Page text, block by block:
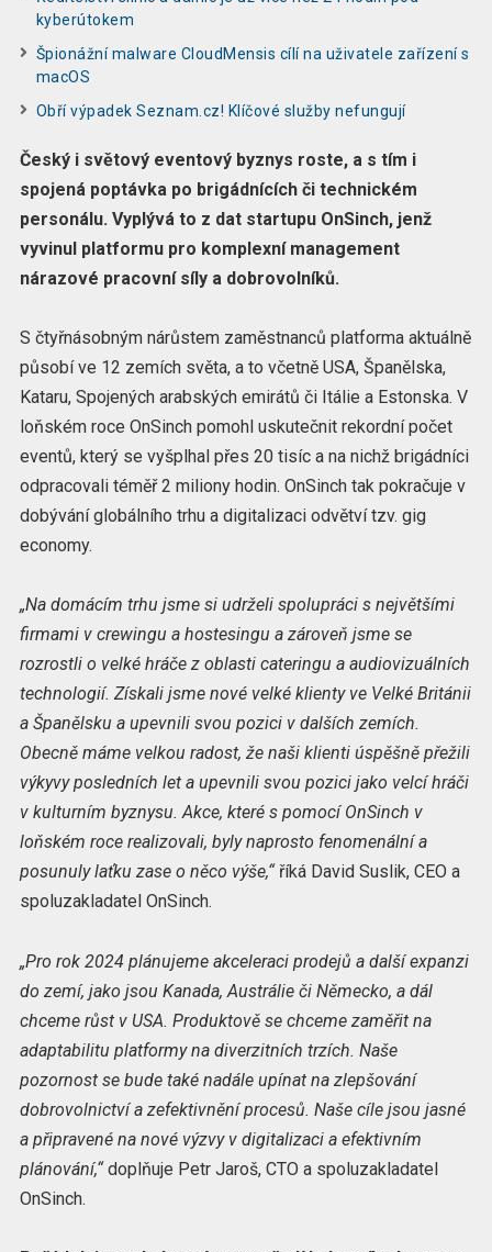
kyberútokem
Špionážní malware CloudMensis cílí na uživatele zařízení s
macOS
Obří výpadek Seznam.cz! Klíčové služby nefungují
Český i světový eventový byznys roste, a s tím i
spojená poptávka po brigádnících či technickém
personálu. Vyplývá to z dat startupu OnSinch, jenž
vyvinul platformu pro komplexní management
nárazové pracovní síly a dobrovolníků.
S čtyřnásobným nárůstem zaměstnanců platforma aktuálně
působí ve 12 zemích světa, a to včetně USA, Španělska,
Kataru, Spojených arabských emirátů či Itálie a Estonska. V
loňském roce OnSinch pomohl uskutečnit rekordní počet
eventů, který se vyšplhal přes 20 tisíc a na nichž brigádníci
odpracovali téměř 2 miliony hodin. OnSinch tak pokračuje v
dobývání globálního trhu a digitalizaci odvětví tzv. gig
economy.
„Na domácím trhu jsme si udrželi spolupráci s největšími
firmami v crewingu a hostesingu a zároveň jsme se
rozrostli o velké hráče z oblasti cateringu a audiovizuálních
technologií. Získali jsme nové velké klienty ve Velké Británii
a Španělsku a upevnili svou pozici v dalších zemích.
Obecně máme velkou radost, že naši klienti úspěšně přežili
výkyvy posledních let a upevnili svou pozici jako velcí hráči
v kulturním byznysu. Akce, které s pomocí OnSinch v
loňském roce realizovali, byly naprosto fenomenální a
posunuly laťku zase o něco výše,“říká David Suslik, CEO a
spoluzakladatel OnSinch.
„Pro rok 2024 plánujeme akceleraci prodejů a další expanzi
do zemí, jako jsou Kanada, Austrálie či Německo, a dál
chceme růst v USA. Produktově se chceme zaměřit na
adaptabilitu platformy na diverzitních trzích. Naše
pozornost se bude také nadále upínat na zlepšování
dobrovolnictví a zefektivnění procesů. Naše cíle jsou jasné
a připravené na nové výzvy v digitalizaci a efektivním
plánování,“doplňuje Petr Jaroš, CTO a spoluzakladatel
OnSinch.